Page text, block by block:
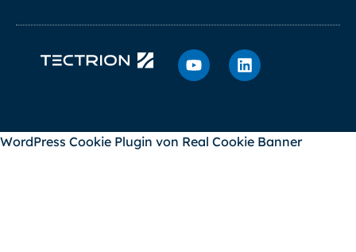
WordPress Cookie Plugin von Real Cookie Banner